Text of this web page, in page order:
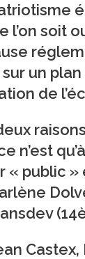
l’on soit
un plan
de
n’est
« public »